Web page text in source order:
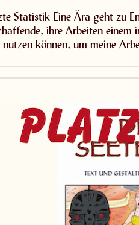
Statistik Eine Ära geht zu
ihre Arbeiten einem
können, um meine